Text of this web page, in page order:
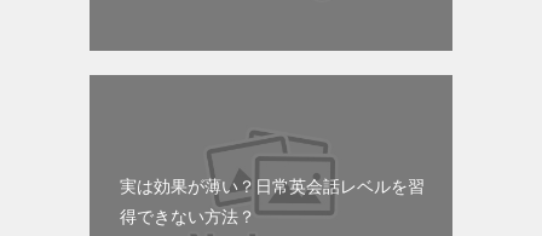
実は効果が薄い？日常英会話レベルを習
得できない方法？